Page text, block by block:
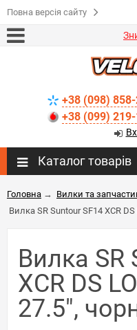
Повна версія сайту
+38 (098)
+38 (099)
Каталог товарів
Головна → Вилки та
Вилка SR Suntour SF14 XCR
Вилка SR
XCR DS
27.5",